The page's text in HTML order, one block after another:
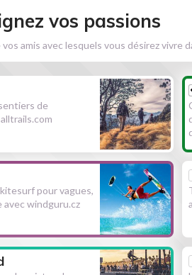
vos passions
amis avec lesquels vous désirez
de
pour vagues,
windguru.cz